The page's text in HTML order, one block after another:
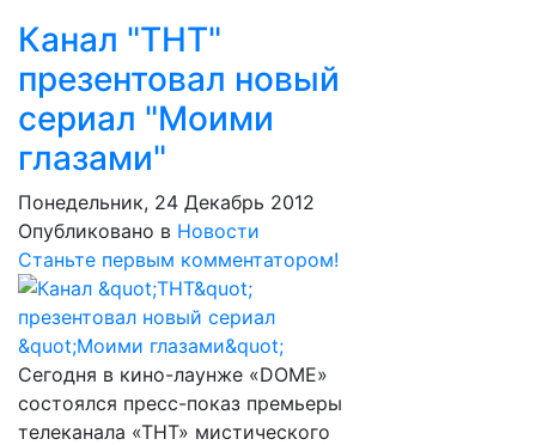
Канал "ТНТ"
презентовал новый
сериал "Моими
глазами"
Понедельник, 24 Декабрь 2012
Опубликовано в Новости
Станьте первым комментатором!
Сегодня в кино-лаунже «DOME»
состоялся пресс-показ премьеры
телеканала «ТНТ» мистического